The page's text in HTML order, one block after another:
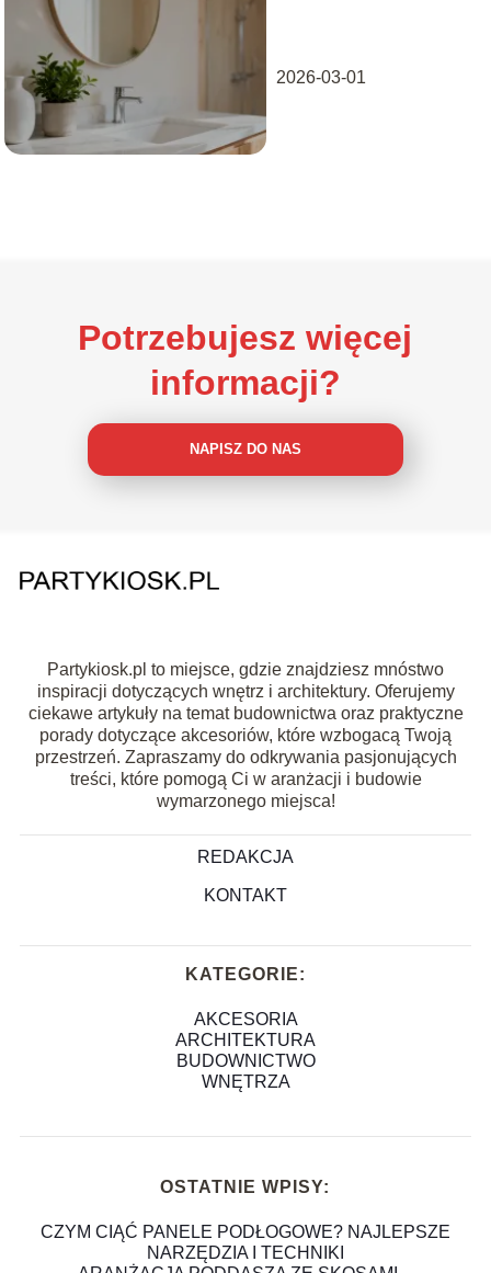
2026-03-01
Potrzebujesz więcej
informacji?
NAPISZ DO NAS
Partykiosk.pl to miejsce, gdzie znajdziesz mnóstwo
inspiracji dotyczących wnętrz i architektury. Oferujemy
ciekawe artykuły na temat budownictwa oraz praktyczne
porady dotyczące akcesoriów, które wzbogacą Twoją
przestrzeń. Zapraszamy do odkrywania pasjonujących
treści, które pomogą Ci w aranżacji i budowie
wymarzonego miejsca!
REDAKCJA
KONTAKT
KATEGORIE:
AKCESORIA
ARCHITEKTURA
BUDOWNICTWO
WNĘTRZA
OSTATNIE WPISY:
CZYM CIĄĆ PANELE PODŁOGOWE? NAJLEPSZE
NARZĘDZIA I TECHNIKI